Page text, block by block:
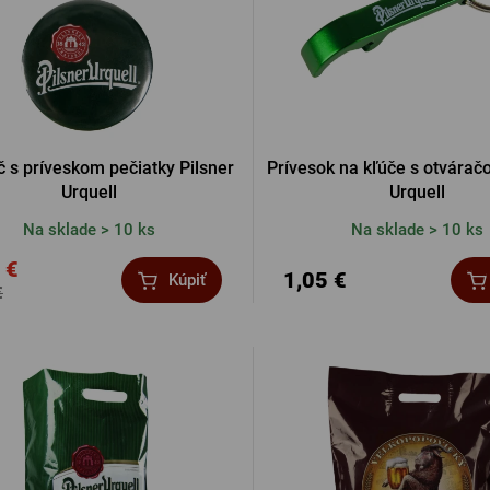
Ostatné
s príveskom pečiatky Pilsner
Urquell
Na sklade > 10 ks
€ Kúpiť
Prívesok na kľúče s
Urquell
Na sklade > 10 ks
1,05 €